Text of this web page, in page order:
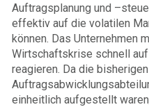
Auftragsplanung und
effektiv auf die volatilen
können. Das Unternehmen
Wirtschaftskrise schnell
reagieren. Da die bisherigen
einheitlich aufgestellt